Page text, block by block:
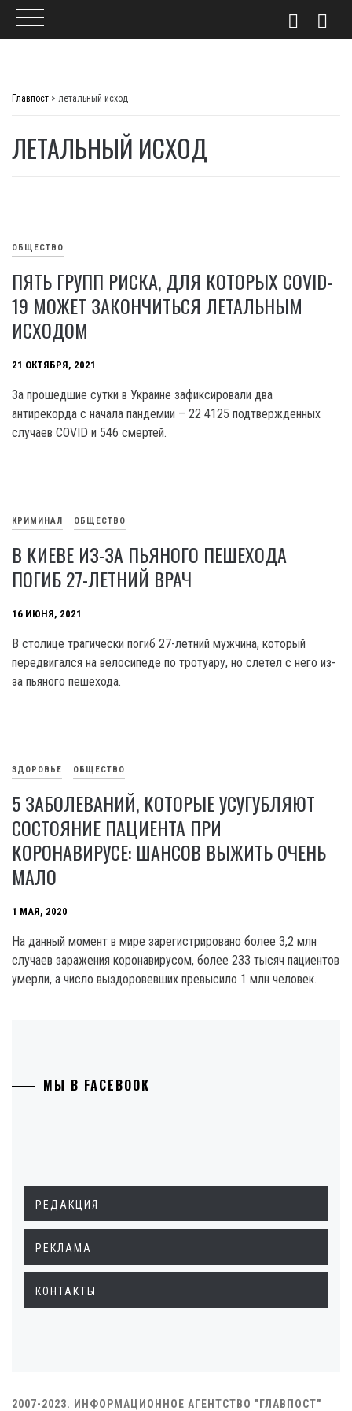
Главпост > летальный исход
ЛЕТАЛЬНЫЙ ИСХОД
ОБЩЕСТВО
ПЯТЬ ГРУПП РИСКА, ДЛЯ КОТОРЫХ COVID-
19 МОЖЕТ ЗАКОНЧИТЬСЯ ЛЕТАЛЬНЫМ
ИСХОДОМ
21 ОКТЯБРЯ, 2021
За прошедшие сутки в Украине зафиксировали два
антирекорда с начала пандемии – 22 4125 подтвержденных
случаев COVID и 546 смертей.
КРИМИНАЛ ОБЩЕСТВО
В КИЕВЕ ИЗ-ЗА ПЬЯНОГО ПЕШЕХОДА
ПОГИБ 27-ЛЕТНИЙ ВРАЧ
16 ИЮНЯ, 2021
В столице трагически погиб 27-летний мужчина, который
передвигался на велосипеде по тротуару, но слетел с него из-
за пьяного пешехода.
ЗДОРОВЬЕ ОБЩЕСТВО
5 ЗАБОЛЕВАНИЙ, КОТОРЫЕ УСУГУБЛЯЮТ
СОСТОЯНИЕ ПАЦИЕНТА ПРИ
КОРОНАВИРУСЕ: ШАНСОВ ВЫЖИТЬ ОЧЕНЬ
МАЛО
1 МАЯ, 2020
На данный момент в мире зарегистрировано более 3,2 млн
случаев заражения коронавирусом, более 233 тысяч пациентов
умерли, а число выздоровевших превысило 1 млн человек.
МЫ В FACEBOOK
РЕДАКЦИЯ
РЕКЛАМА
КОНТАКТЫ
2007-2023. ИНФОРМАЦИОННОЕ АГЕНТСТВО "ГЛАВПОСТ"